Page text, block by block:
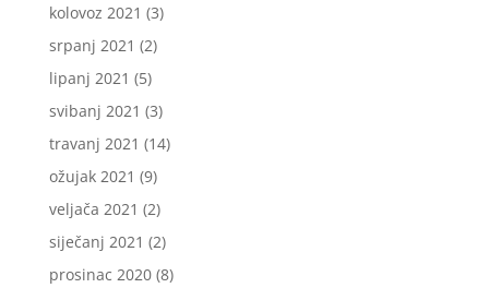
kolovoz 2021 (3)
srpanj 2021 (2)
lipanj 2021 (5)
svibanj 2021 (3)
travanj 2021 (14)
ožujak 2021 (9)
veljača 2021 (2)
siječanj 2021 (2)
prosinac 2020(8)